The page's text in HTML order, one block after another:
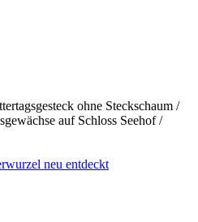
ohne Steckschaum /​
auf Schloss Seehof /​
neu entdeckt